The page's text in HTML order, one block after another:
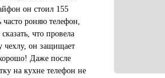
он стоил 155
часто роняю телефон,
что провела
чехлу, он защищает
Даже после
на кухне телефон не